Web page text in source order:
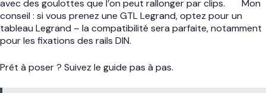
avec des goulottes que l’on peut rallonger par clips.
Mon
conseil : si vous prenez une GTL Legrand, optez pour un
tableau Legrand – la compatibilité sera parfaite, notamment
pour les fixations des rails DIN.
Prêt à poser ? Suivez le guide pas à pas.